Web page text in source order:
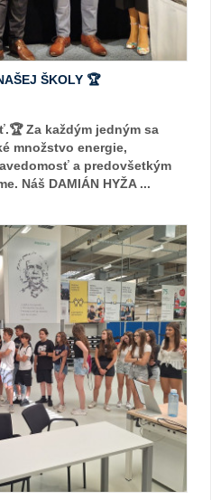
ŠKOLY 🏆
Za každým jedným sa
množstvo energie,
a predovšetkým
Náš DAMIÁN HYŽA ...